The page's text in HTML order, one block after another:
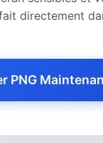
directement
PNG